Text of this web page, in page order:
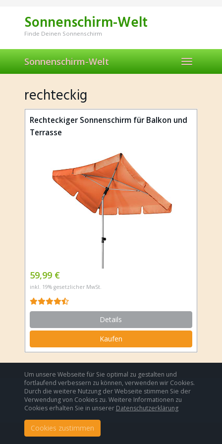
Sonnenschirm-Welt
Finde Deinen Sonnenschirm
Toggle
navigation
Sonnenschirm-Welt
rechteckig
Rechteckiger Sonnenschirm für Balkon und
Terrasse
59,99 €
inkl. 19% gesetzlicher MwSt.
Details
Kaufen
Copyright - Blog Title
Impressum
Datenschutzerklärung
Um unsere Webseite für Sie optimal zu gestalten und
fortlaufend verbessern zu können, verwenden wir Cookies.
Durch die weitere Nutzung der Webseite stimmen Sie der
Verwendung von Cookies zu. Weitere Informationen zu
Cookies erhalten Sie in unserer Datenschutzerklärung
Cookies zustimmen